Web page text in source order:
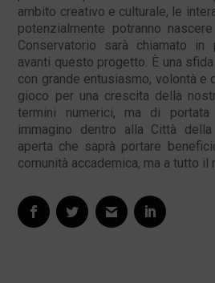
ambito creativo e culturale, le
potenzialmente potranno
Conservatorio sarà chiamato
avanti questo progetto. È una
con grande entusiasmo, volontà
gioco per una crescita della
termini numerici, ma di portata
immagino dentro alla Città
aperta che saprà portare
comunità accademica, ma a tutto il